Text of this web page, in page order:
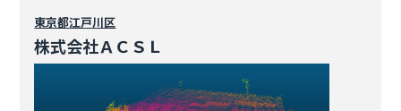
東京都江戸川区
株式会社ＡＣＳＬ